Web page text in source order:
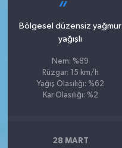
Bölgesel düzensiz yağmur
yağışlı
Nem: %89
Rüzgar: 15 km/h
Yağış Olasılığı: %62
Kar Olasılığı: %2
28 MART